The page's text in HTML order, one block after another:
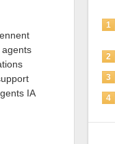
IA
1
2